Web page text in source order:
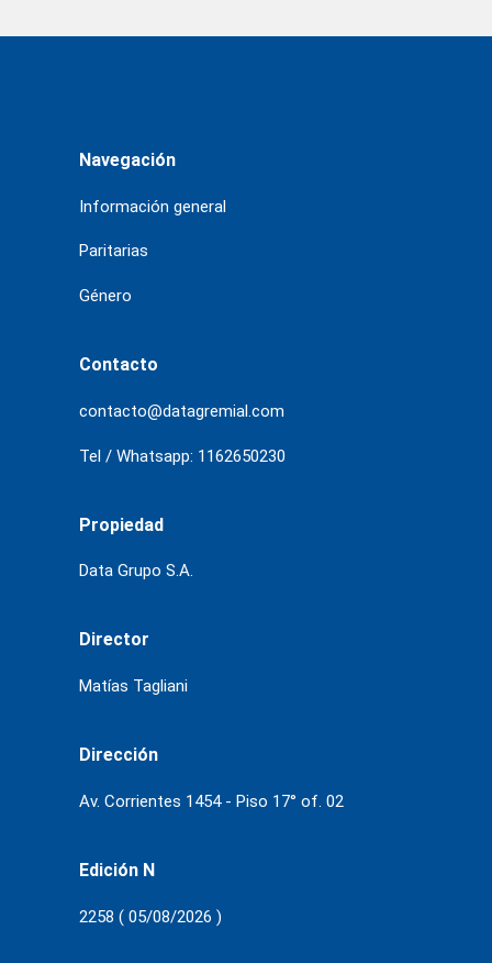
Navegación
Información general
Paritarias
Género
Contacto
contacto@datagremial.com
Tel / Whatsapp: 1162650230
Propiedad
Data Grupo S.A.
Director
Matías Tagliani
Dirección
Av. Corrientes 1454 - Piso 17° of. 02
Edición N
2258 ( 05/08/2026 )